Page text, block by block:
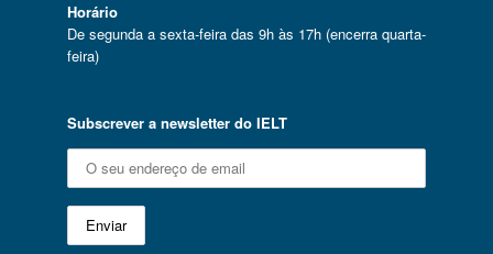
Horário
De segunda a sexta-feira das 9h às 17h (encerra quarta-
feira)
Subscrever a newsletter do IELT